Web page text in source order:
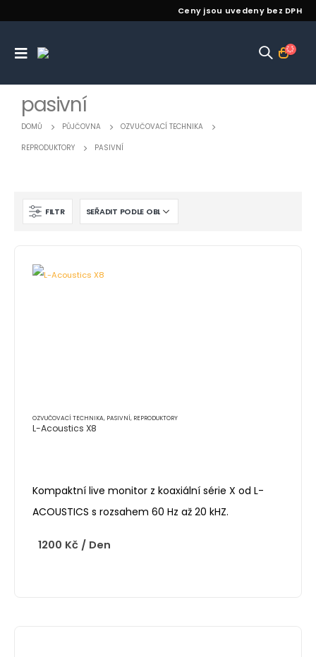
Ceny jsou uvedeny bez DPH
pasivní
DOMŮ PŮJČOVNA OZVUČOVACÍ TECHNIKA
REPRODUKTORY PASIVNÍ
FILTR
OZVUČOVACÍ TECHNIKA, PASIVNÍ, REPRODUKTORY
L-Acoustics X8
Kompaktní live monitor z koaxiální série X od L-
ACOUSTICS s rozsahem 60 Hz až 20 kHZ.
1200 Kč / Den